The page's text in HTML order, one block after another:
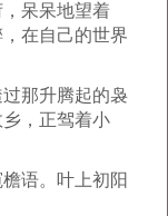
呆呆地望着
在自己的世界
那升腾起的袅
，正驾着小
语。叶上初阳